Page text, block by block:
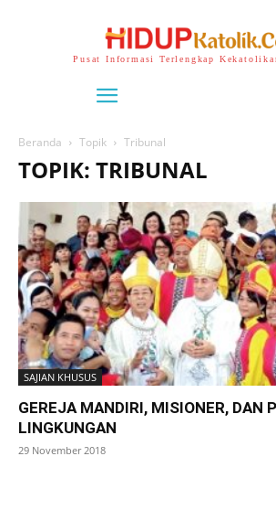
Pusat Informasi Terlengkap
Beranda Topik Tribunal
TOPIK: TRIBUNAL
SAJIAN KHUSUS
GEREJA MANDIRI, MISIONER, DAN
LINGKUNGAN
29 November 2018